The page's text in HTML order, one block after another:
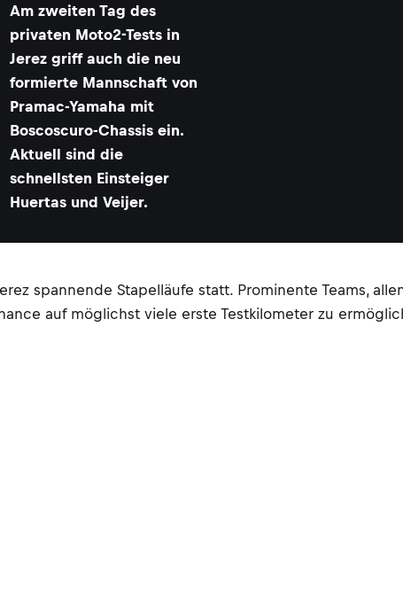
Am zweiten Tag des
privaten Moto2-Tests in
Jerez griff auch die neu
formierte Mannschaft von
Pramac-Yamaha mit
Boscoscuro-Chassis ein.
Aktuell sind die
schnellsten Einsteiger
Huertas und Veijer.
spannende Stapelläufe statt. Prominente Teams,
auf möglichst viele erste Testkilometer zu